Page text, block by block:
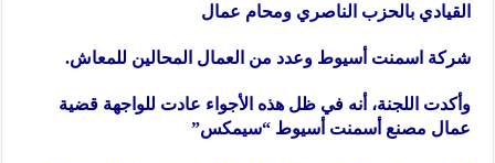
القيادي بالحزب الناصري ومحام عمال
شركة اسمنت أسيوط وعدد من العمال المحالين للمعاش.
وأكدت اللجنة، أنه في ظل هذه الأجواء عادت للواجهة قضية
عمال مصنع أسمنت أسيوط “سيمكس”